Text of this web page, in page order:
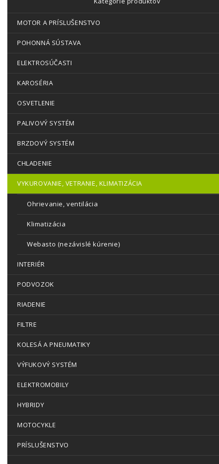
MOTOR A PRÍSLUŠENSTVO
POHONNÁ SÚSTAVA
ELEKTROSÚČASTI
KAROSÉRIA
OSVETLENIE
PALIVOVÝ SYSTÉM
BRZDOVÝ SYSTÉM
CHLADENIE
VYKUROVANIE, VETRANIE, KLIMATIZÁCIA
Ohrievanie, ventilácia
Klimatizácia
Webasto (nezávislé kúrenie)
INTERIÉR
PODVOZOK
RIADENIE
FILTRE
KOLESÁ A PNEUMATIKY
VÝFUKOVÝ SYSTÉM
ELEKTROMOBILY
HYBRIDY
MOTOCYKLE
PRÍSLUŠENSTVO